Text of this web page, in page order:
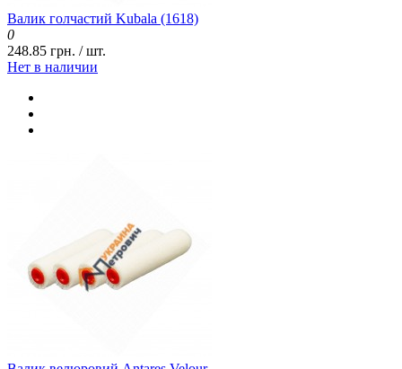
Валик голчастий Kubala (1618)
0
248.85 грн. / шт.
Нет в наличии